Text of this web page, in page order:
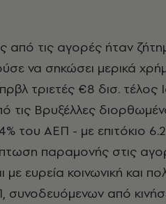
τις αγορές ήταν
να σηκώσει μερικά
τριετές €8 δισ. τέλος
τις Βρυξέλλες
του ΑΕΠ - με επιτόκιο
παραμονής στις
ευρεία κοινωνική και
συνοδευόμενων από